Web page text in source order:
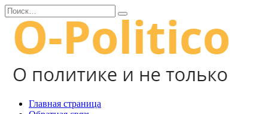
Перейти
к
содержанию
Search
for:
Главная страница